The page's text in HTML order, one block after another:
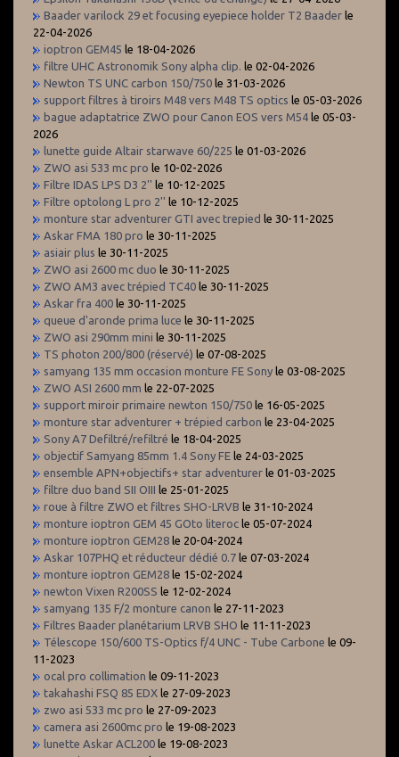
Baader varilock 29 et focusing eyepiece holder T2 Baader le
22-04-2026
ioptron GEM45 le 18-04-2026
filtre UHC Astronomik Sony alpha clip. le 02-04-2026
Newton TS UNC carbon 150/750 le 31-03-2026
support filtres à tiroirs M48 vers M48 TS optics le 05-03-2026
bague adaptatrice ZWO pour Canon EOS vers M54 le 05-03-
2026
lunette guide Altair starwave 60/225 le 01-03-2026
ZWO asi 533 mc pro le 10-02-2026
Filtre IDAS LPS D3 2'' le 10-12-2025
Filtre optolong L pro 2'' le 10-12-2025
monture star adventurer GTI avec trepied le 30-11-2025
Askar FMA 180 pro le 30-11-2025
asiair plus le 30-11-2025
ZWO asi 2600 mc duo le 30-11-2025
ZWO AM3 avec trépied TC40 le 30-11-2025
Askar fra 400 le 30-11-2025
queue d'aronde prima luce le 30-11-2025
ZWO asi 290mm mini le 30-11-2025
TS photon 200/800 (réservé) le 07-08-2025
samyang 135 mm occasion monture FE Sony le 03-08-2025
ZWO ASI 2600 mm le 22-07-2025
support miroir primaire newton 150/750 le 16-05-2025
monture star adventurer + trépied carbon le 23-04-2025
Sony A7 Defiltré/refiltré le 18-04-2025
objectif Samyang 85mm 1.4 Sony FE le 24-03-2025
ensemble APN+objectifs+ star adventurer le 01-03-2025
filtre duo band SII OIII le 25-01-2025
roue à filtre ZWO et filtres SHO-LRVB le 31-10-2024
monture ioptron GEM 45 GOto literoc le 05-07-2024
monture ioptron GEM28 le 20-04-2024
Askar 107PHQ et réducteur dédié 0.7 le 07-03-2024
monture ioptron GEM28 le 15-02-2024
newton Vixen R200SS le 12-02-2024
samyang 135 F/2 monture canon le 27-11-2023
Filtres Baader planétarium LRVB SHO le 11-11-2023
Télescope 150/600 TS-Optics f/4 UNC - Tube Carbone le 09-
11-2023
ocal pro collimation le 09-11-2023
takahashi FSQ 85 EDX le 27-09-2023
zwo asi 533 mc pro le 27-09-2023
camera asi 2600mc pro le 19-08-2023
lunette Askar ACL200 le 19-08-2023